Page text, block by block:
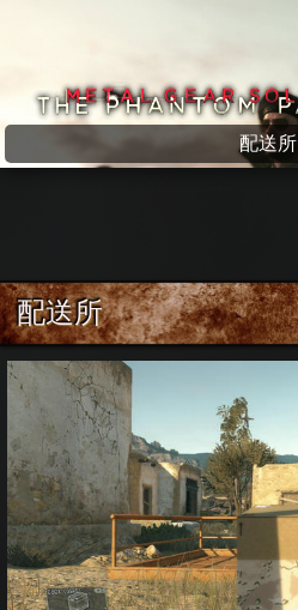
配送所
配送所